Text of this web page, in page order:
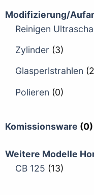
Modifizierung/
Reinigen
Zylinder (3)
Glasperlstrahlen
Polieren (0)
Komissionsware (0)
Weitere Modelle
CB 125 (13)